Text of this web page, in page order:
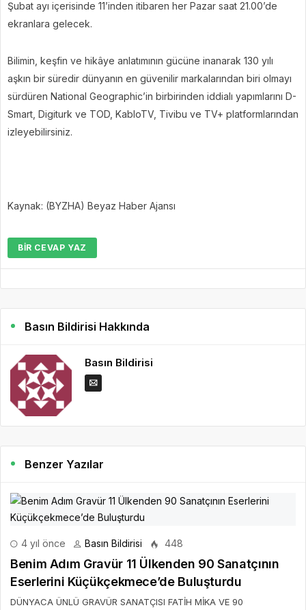
Şubat ayı içerisinde 11’inden itibaren her Pazar saat 21.00’de
ekranlara gelecek.
Bilimin, keşfin ve hikâye anlatımının gücüne inanarak 130 yılı
aşkın bir süredir dünyanın en güvenilir markalarından biri olmayı
sürdüren National Geographic’in birbirinden iddialı yapımlarını D-
Smart, Digiturk ve TOD, KabloTV, Tivibu ve TV+ platformlarından
izleyebilirsiniz.
Kaynak: (BYZHA) Beyaz Haber Ajansı
BIR CEVAP YAZ
Basın Bildirisi Hakkında
Basın Bildirisi
Benzer Yazılar
4 yıl önce Basın Bildirisi 448
Benim Adım Gravür 11 Ülkenden 90 Sanatçının
Eserlerini Küçükçekmece’de Buluşturdu
DÜNYACA ÜNLÜ GRAVÜR SANATÇISI FATİH MİKA VE 90